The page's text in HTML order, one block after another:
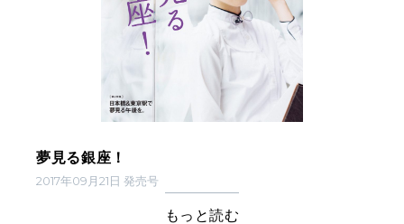
夢見る銀座！
2017年09月21日 発売号
もっと読む